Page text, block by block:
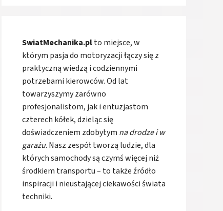
SwiatMechanika.plto miejsce, w
którym pasja do motoryzacji łączy się z
praktyczną wiedzą i codziennymi
potrzebami kierowców. Od lat
towarzyszymy zarówno
profesjonalistom, jak i entuzjastom
czterech kółek, dzieląc się
doświadczeniem zdobytym na drodze i w
garażu. Nasz zespół tworzą ludzie, dla
których samochody są czymś więcej niż
środkiem transportu – to także źródło
inspiracji i nieustającej ciekawości świata
techniki.